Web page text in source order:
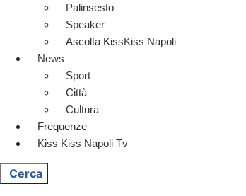
Palinsesto
Speaker
Ascolta KissKiss Napoli
News
Sport
Città
Cultura
Frequenze
Kiss Kiss Napoli Tv
Cerca